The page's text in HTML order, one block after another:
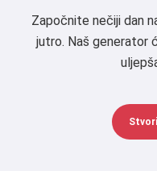
Započnite nečiji dan
jutro. Naš generator